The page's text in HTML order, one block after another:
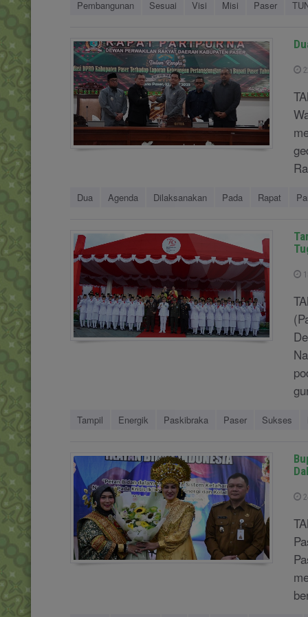
Pembangunan
Sesuai Visi Misi Paser
Dua Agenda Dilaksanakan Pada Rapat
Tampil Energik Paskibraka Paser Sukses